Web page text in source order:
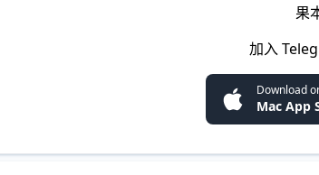
果
加入
Download
Mac App